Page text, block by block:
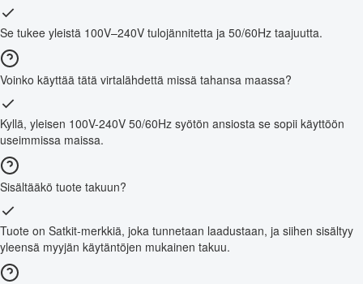
Se tukee yleistä 100V–240V tulojännitetta ja 50/60Hz taajuutta.
Voinko käyttää tätä virtalähdettä missä tahansa maassa?
Kyllä, yleisen 100V-240V 50/60Hz syötön ansiosta se sopii käyttöön
useimmissa maissa.
Sisältääkö tuote takuun?
Tuote on Satkit-merkkiä, joka tunnetaan laadustaan, ja siihen sisältyy
yleensä myyjän käytäntöjen mukainen takuu.